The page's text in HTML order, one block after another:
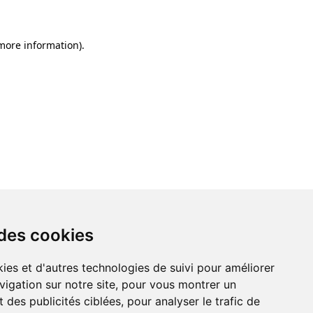
cookies
et d'autres technologies de suivi pour améliorer
sur notre site, pour vous montrer un
des publicités ciblées, pour analyser le trafic de
information).